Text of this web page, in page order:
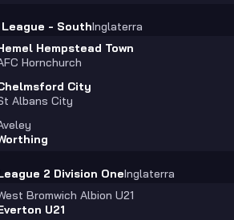
- SouthInglaterra
Hempstead Town
Hornchurch
City
Albans City
2 Division OneInglaterra
Bromwich Albion U21
U21